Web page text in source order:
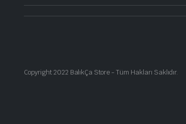
Copyright 2022 BalıkÇa Store - Tüm Hakları Saklıdır.